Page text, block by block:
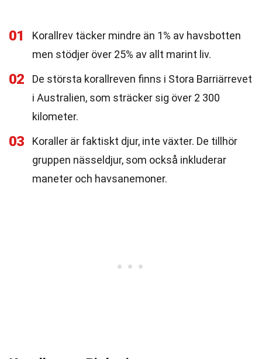
01
Korallrev täcker mindre än 1% av havsbotten
men stödjer över 25% av allt marint liv.
02
De största korallreven finns i Stora Barriärrevet
i Australien, som sträcker sig över 2 300
kilometer.
03
Koraller är faktiskt djur, inte växter. De tillhör
gruppen nässeldjur, som också inkluderar
maneter och havsanemoner.